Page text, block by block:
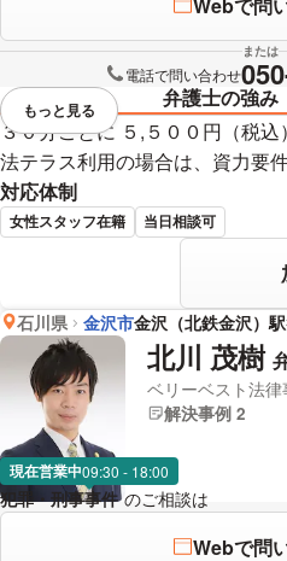
Webで問
または
電話で問い合わせ
弁護士の強み
３０分ごとに ５,５００円（税
法テラス利用の場合は、資力要
対応体制
女性スタッフ在籍 当日相談可
視覚的に省略されている要素を
もっと見る
石川県 金沢市金沢（北鉄金沢）駅
北川 茂樹
ベリーベスト法
解決事例 2
現在営業中09:30 - 18:00
犯罪・刑事事件 のご相談は
Webで問